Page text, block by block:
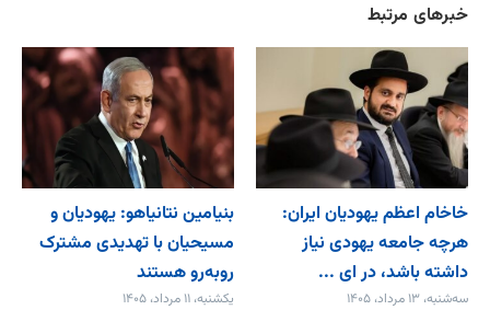
خبرهای مرتبط
خاخام اعظم یهودیان ایران:
هرچه جامعه یهودی نیاز
داشته باشد، در ای ...
سه‌شنبه، ۱۳ مرداد، ۱۴۰۵
بنیامین نتانیاهو: یهودیان و
مسیحیان با تهدیدی مشترک
روبه‌رو هستند
یکشنبه، ۱۱ مرداد، ۱۴۰۵